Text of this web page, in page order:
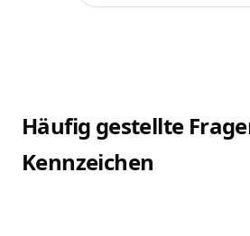
Häufig gestellte
Kennzeichen